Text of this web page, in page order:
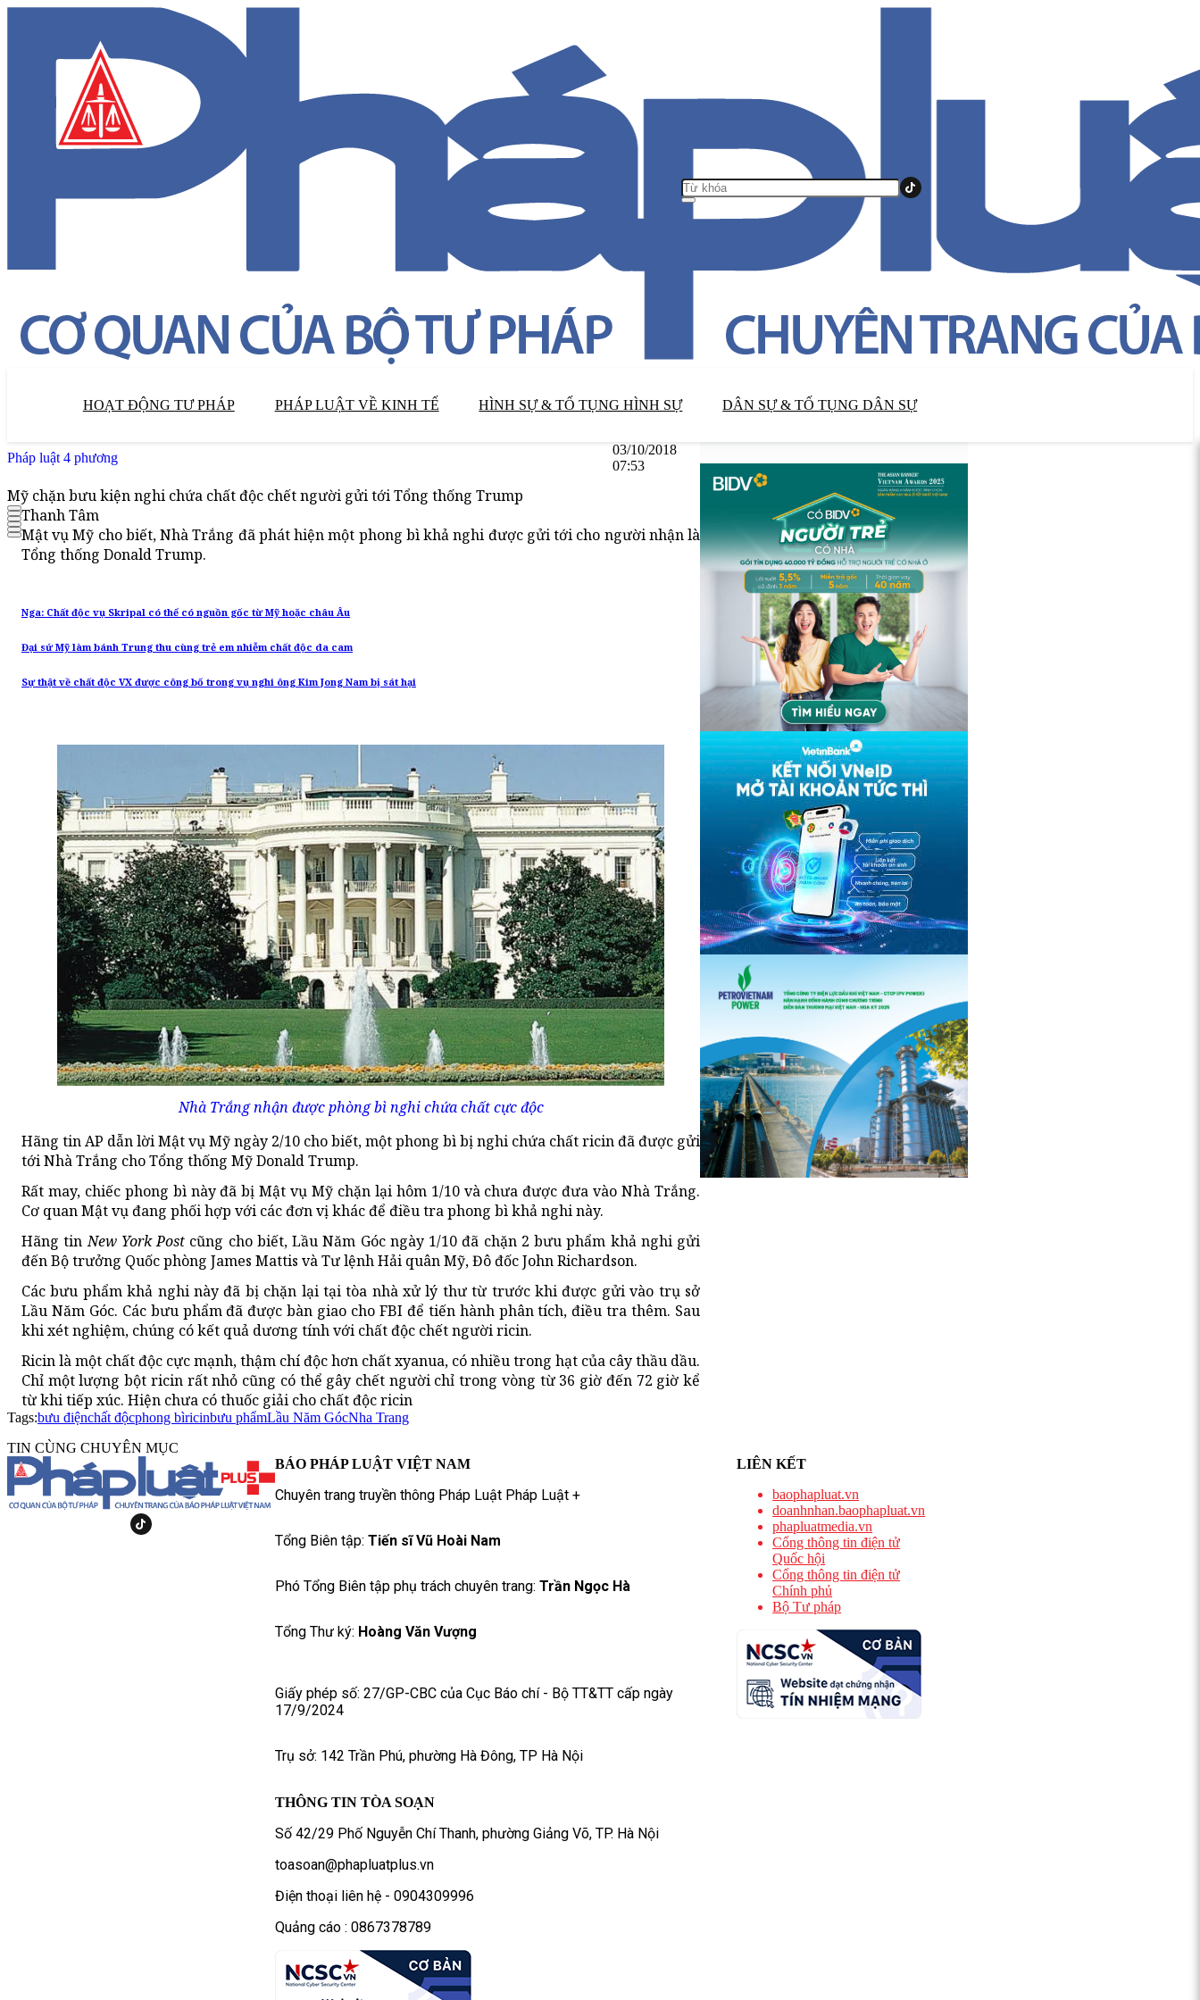
HOẠT ĐỘNG TƯ PHÁP PHÁP LUẬT VỀ KINH TẾ HÌNH SỰ & TỐ TỤNG HÌNH SỰ DÂN SỰ & TỐ TỤNG DÂN SỰ
Pháp luật 4 phương
03/10/2018
07:53
Mỹ chặn bưu kiện nghi chứa chất độc chết người gửi tới Tổng thống Trump
Thanh Tâm
Mật vụ Mỹ cho biết, Nhà Trắng đã phát hiện một phong bì khả nghi được gửi tới cho người nhận là
Tổng thống Donald Trump.
Nga: Chất độc vụ Skripal có thể có nguồn gốc từ Mỹ hoặc châu Âu
Đại sứ Mỹ làm bánh Trung thu cùng trẻ em nhiễm chất độc da cam
Sự thật về chất độc VX được công bố trong vụ nghi ông Kim Jong Nam bị sát hại
Nhà Trắng nhận được phòng bì nghi chứa chất cực độc
Hãng tin AP dẫn lời Mật vụ Mỹ ngày 2/10 cho biết, một phong bì bị nghi chứa chất ricin đã được gửi
tới Nhà Trắng cho Tổng thống Mỹ Donald Trump.
Rất may, chiếc phong bì này đã bị Mật vụ Mỹ chặn lại hôm 1/10 và chưa được đưa vào Nhà Trắng.
Cơ quan Mật vụ đang phối hợp với các đơn vị khác để điều tra phong bì khả nghi này.
Hãng tinNew York Post cũng cho biết, Lầu Năm Góc ngày 1/10 đã chặn 2 bưu phẩm khả nghi gửi
đến Bộ trưởng Quốc phòng James Mattis và Tư lệnh Hải quân Mỹ, Đô đốc John Richardson.
Các bưu phẩm khả nghi này đã bị chặn lại tại tòa nhà xử lý thư từ trước khi được gửi vào trụ sở
Lầu Năm Góc. Các bưu phẩm đã được bàn giao cho FBI để tiến hành phân tích, điều tra thêm. Sau
khi xét nghiệm, chúng có kết quả dương tính với chất độc chết người ricin.
Ricin là một chất độc cực mạnh, thậm chí độc hơn chất xyanua, có nhiều trong hạt của cây thầu dầu.
Chỉ một lượng bột ricin rất nhỏ cũng có thể gây chết người chỉ trong vòng từ 36 giờ đến 72 giờ kể
từ khi tiếp xúc. Hiện chưa có thuốc giải cho chất độc ricin
Tags:bưu điệnchất độcphong bìricinbưu phẩmLầu Năm GócNha Trang
TIN CÙNG CHUYÊN MỤC
BÁO PHÁP LUẬT VIỆT NAM
Chuyên trang truyền thông Pháp Luật Pháp Luật +
Tổng Biên tập: Tiến sĩ Vũ Hoài Nam
Phó Tổng Biên tập phụ trách chuyên trang: Trần Ngọc Hà
Tổng Thư ký: Hoàng Văn Vượng
Giấy phép số: 27/GP-CBC của Cục Báo chí - Bộ TT&TT cấp ngày
17/9/2024
Trụ sở: 142 Trần Phú, phường Hà Đông, TP Hà Nội
THÔNG TIN TÒA SOẠN
Số 42/29 Phố Nguyễn Chí Thanh, phường Giảng Võ, TP. Hà Nội
toasoan@phapluatplus.vn
Điện thoại liên hệ - 0904309996
Quảng cáo : 0867378789
LIÊN KẾT
baophapluat.vn
doanhnhan.baophapluat.vn
phapluatmedia.vn
Cổng thông tin điện tử
Quốc hội
Cổng thông tin điện tử
Chính phủ
Bộ Tư pháp